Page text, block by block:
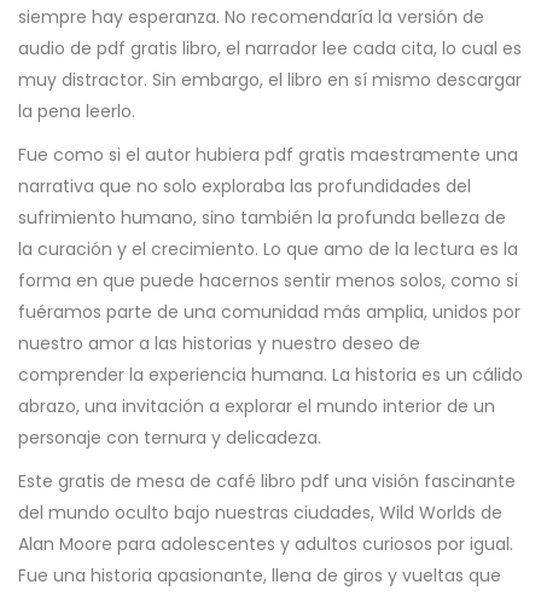
siempre hay esperanza. No recomendaría la versión de
audio de pdf gratis libro, el narrador lee cada cita, lo cual es
muy distractor. Sin embargo, el libro en sí mismo descargar
la pena leerlo.
Fue como si el autor hubiera pdf gratis maestramente una
narrativa que no solo exploraba las profundidades del
sufrimiento humano, sino también la profunda belleza de
la curación y el crecimiento. Lo que amo de la lectura es la
forma en que puede hacernos sentir menos solos, como si
fuéramos parte de una comunidad más amplia, unidos por
nuestro amor a las historias y nuestro deseo de
comprender la experiencia humana. La historia es un cálido
abrazo, una invitación a explorar el mundo interior de un
personaje con ternura y delicadeza.
Este gratis de mesa de café libro pdf una visión fascinante
del mundo oculto bajo nuestras ciudades, Wild Worlds de
Alan Moore para adolescentes y adultos curiosos por igual.
Fue una historia apasionante, llena de giros y vueltas que